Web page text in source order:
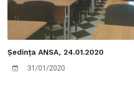
Ședința ANSA, 24.01.2020
31/01/2020